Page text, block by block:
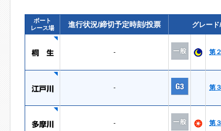
ボート
レース場
進行状況/締切予定時刻/投票 グレー
- 第
- 第
- 第